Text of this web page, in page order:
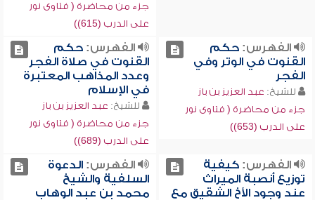
جزء من محاضرة ( فتاوى نور
على الدرب (615))
الفهرس:حكم
القنوت في الوتر وفي
الفجر
للشيخ: عبد العزيز بن باز
جزء من محاضرة ( فتاوى نور
على الدرب (653))
الفهرس:حكم
القنوت في صلاة الفجر
وعدد المذاهب المعتبرة
في الإسلام
للشيخ: عبد العزيز بن باز
جزء من محاضرة ( فتاوى نور
على الدرب (689))
الفهرس:كيفية
توزيع أنصبة الميراث
عند وجود الأخ الشقيق مع
الفهرس:الدعوة
السلفية والشيخ
محمد بن عبد الوهاب